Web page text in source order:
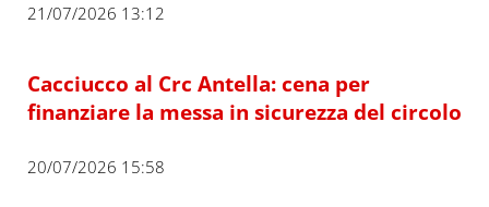
21/07/2026 13:12
Cacciucco al Crc Antella: cena per
finanziare la messa in sicurezza del circolo
20/07/2026 15:58